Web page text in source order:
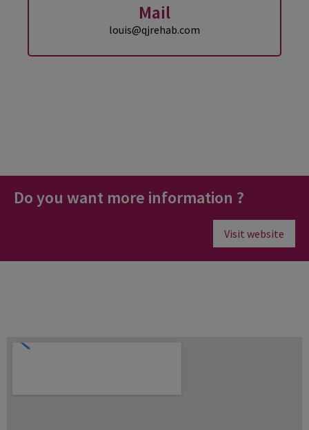
Mail
louis@qjrehab.com
Do you want more information ?
Visit website